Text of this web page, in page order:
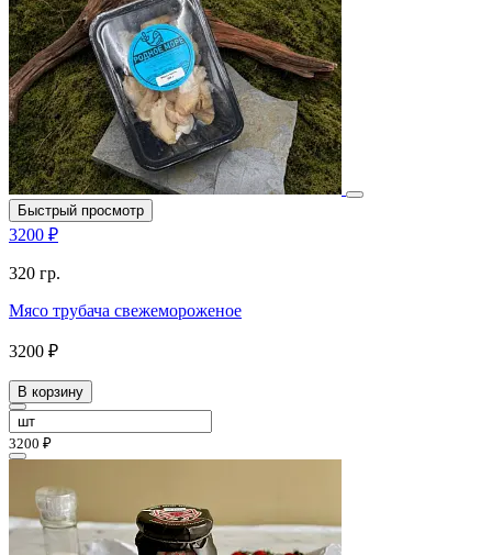
Быстрый просмотр
3200 ₽
320 гр.
Мясо трубача свежемороженое
3200 ₽
В корзину
3200 ₽